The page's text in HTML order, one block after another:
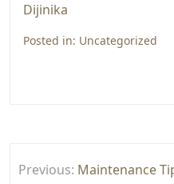
Dijinika
Posted in: Uncategorized
Previous: Maintenance